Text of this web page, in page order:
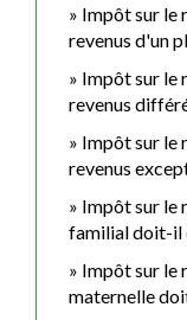
Impôt sur le
revenus d'un
Impôt sur le
revenus
Impôt sur le
revenus
Impôt sur le
familial doit-il
Impôt sur le
maternelle